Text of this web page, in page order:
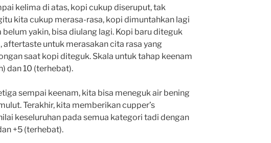
kelima di atas, kopi cukup diseruput, tak
kita cukup merasa-rasa, kopi dimuntahkan lagi
belum yakin, bisa diulang lagi. Kopi baru diteguk
aftertaste untuk merasakan cita rasa yang
saat kopi diteguk. Skala untuk tahap keenam
dan 10 (terhebat).
sempai keenam, kita bisa meneguk air bening
Terakhir, kita memberikan cupper’s
keseluruhan pada semua kategori tadi dengan
+5 (terhebat).